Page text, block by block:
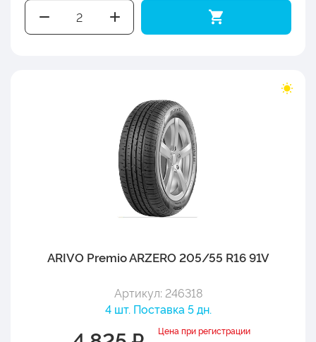
ARIVO Premio ARZERO 205/55 R16 91V
Артикул: 246318
4 шт. Поставка 5 дн.
Цена при регистрации